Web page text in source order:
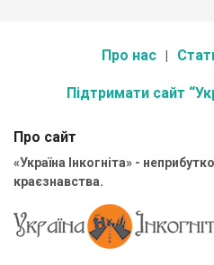
Про нас
Підтримати сайт
Про сайт
«Україна Інкогніта» -
краєзнавства.